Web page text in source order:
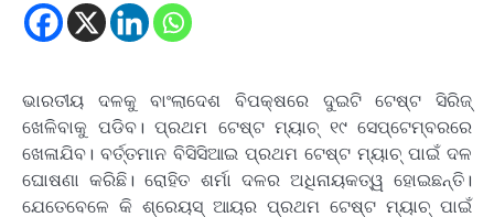
ଭାରତୀୟ ଦଳକୁ ବାଂଲାଦେଶ ବିପକ୍ଷରେ ଦୁଇଟି ଟେଷ୍ଟ ସିରିଜ୍
ଖେଳିବାକୁ ପଡିବ। ପ୍ରଥମ ଟେଷ୍ଟ ମ୍ୟାଚ୍ ୧୯ ସେପ୍ଟେମ୍ବରରେ
ଖେଳାଯିବ। ବର୍ତ୍ତମାନ ବିସିସିଆଇ ପ୍ରଥମ ଟେଷ୍ଟ ମ୍ୟାଚ୍ ପାଇଁ ଦଳ
ଘୋଷଣା କରିଛି। ରୋହିତ ଶର୍ମା ଦଳର ଅଧିନାୟକତ୍ୱ ହୋଇଛନ୍ତି।
ଯେତେବେଳେ କି ଶ୍ରେୟସ୍ ଆୟର ପ୍ରଥମ ଟେଷ୍ଟ ମ୍ୟାଚ୍ ପାଇଁ